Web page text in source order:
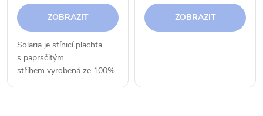
o
d
u
o
d
ZOBRAZIT
Solaria je stínicí plachta
s paprsčitým
střihem vyrobená ze 100%
ZOBRAZIT